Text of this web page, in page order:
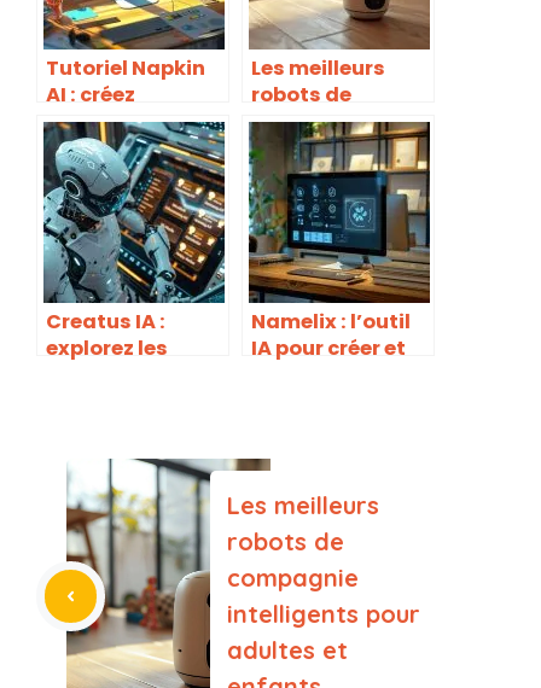
Tutoriel Napkin
AI : créez
facilement des
visuels
professionnels
en quelques
secondes
Les meilleurs
robots de
compagnie
intelligents pour
adultes et
enfants
Creatus IA :
explorez les
création
numérique
Namelix : l’outil
IA pour créer et
Les meilleurs
robots de
compagnie
intelligents pour
adultes et